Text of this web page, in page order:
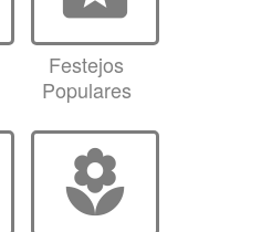
Festejos
Populares
local_florist